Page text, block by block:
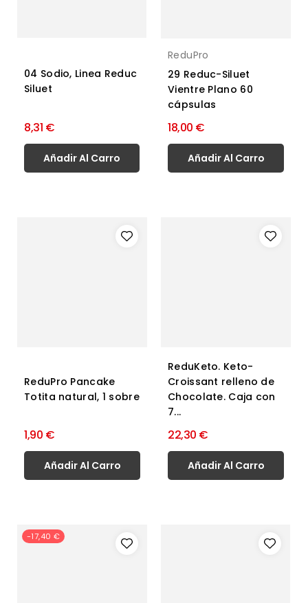
04 Sodio, Linea Reduc
Siluet
8,31 €
Añadir Al Carro
ReduPro
29 Reduc-Siluet
Vientre Plano 60
cápsulas
18,00 €
Añadir Al Carro
ReduPro Pancake
Totita natural, 1 sobre
1,90 €
Añadir Al Carro
ReduKeto. Keto-
Croissant relleno de
Chocolate. Caja con
7...
22,30 €
Añadir Al Carro
-17,40 €